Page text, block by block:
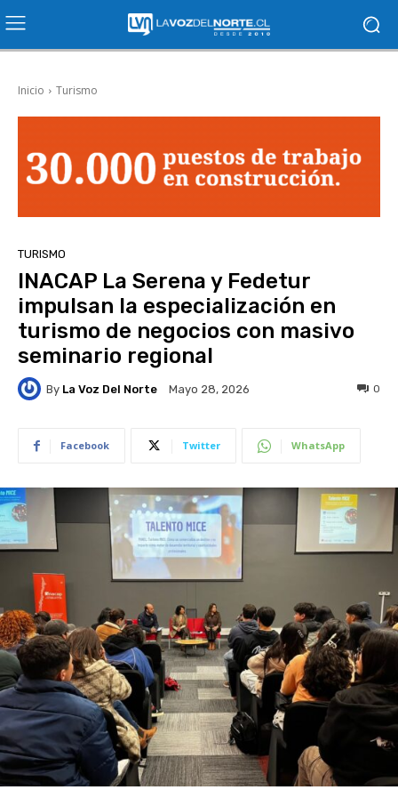
Inicio Turismo
TURISMO
INACAP La Serena y Fedetur
impulsan la especialización en
turismo de negocios con masivo
seminario regional
By La Voz Del Norte Mayo 28, 2026 0
Facebook Twitter WhatsApp